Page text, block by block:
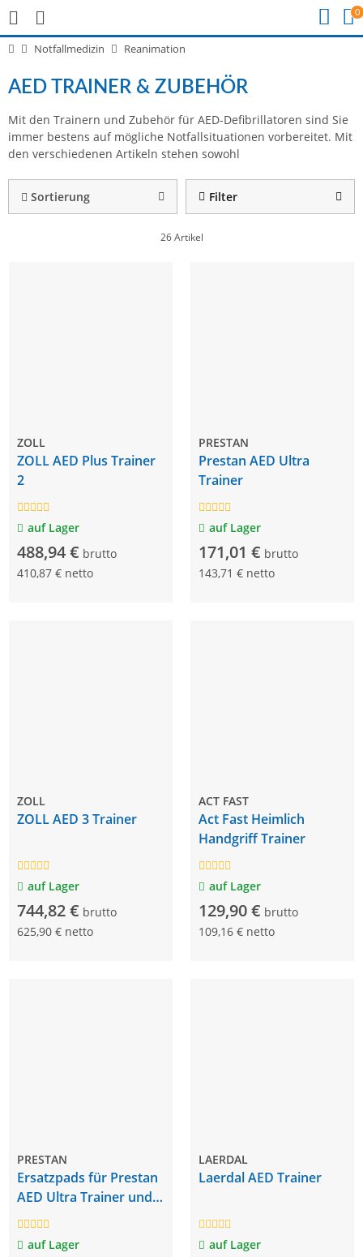
0
Notfallmedizin Reanimation
AED TRAINER & ZUBEHÖR
Mit den Trainern und Zubehör für AED-Defibrillatoren sind Sie
immer bestens auf mögliche Notfallsituationen vorbereitet. Mit
den verschiedenen Artikeln stehen sowohl
Mehr lesen
Filter
Sortierung
26 Artikel
ZOLL
ZOLL AED Plus Trainer
2
auf Lager
488,94 € brutto
410,87 € netto
PRESTAN
Prestan AED Ultra
Trainer
auf Lager
171,01 € brutto
143,71 € netto
ZOLL
ZOLL AED 3 Trainer
auf Lager
744,82 € brutto
625,90 € netto
ACT FAST
Act Fast Heimlich
Handgriff Trainer
auf Lager
129,90 € brutto
109,16 € netto
PRESTAN
Ersatzpads für Prestan
AED Ultra Trainer und
Trainer Plus | 1 Paar
auf Lager
LAERDAL
Laerdal AED Trainer
auf Lager